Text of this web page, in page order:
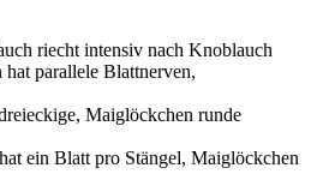
riecht intensiv nach Knoblauch
parallele Blattnerven,
Maiglöckchen runde
ein Blatt pro Stängel, Maiglöckchen